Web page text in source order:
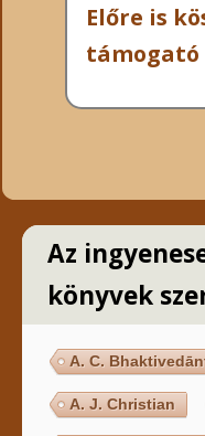
Előre is
támogató
Az
könyvek
A. C.
A. J. Christian